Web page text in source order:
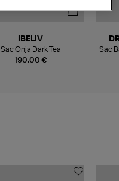
190,00 €
IBELIV
Sac Onja Dark Tea Sac